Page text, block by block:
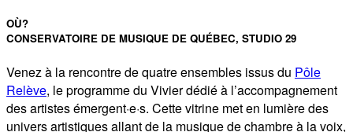
OÙ?
CONSERVATOIRE DE MUSIQUE DE QUÉBEC, STUDIO 29
Venez à la rencontre de quatre ensembles issus du Pôle
Relève, le programme du Vivier dédié à l’accompagnement
des artistes émergent·e·s. Cette vitrine met en lumière des
univers artistiques allant de la musique de chambre à la voix,